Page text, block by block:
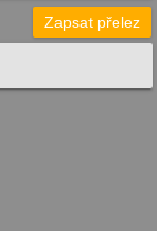
Zapsat přelez